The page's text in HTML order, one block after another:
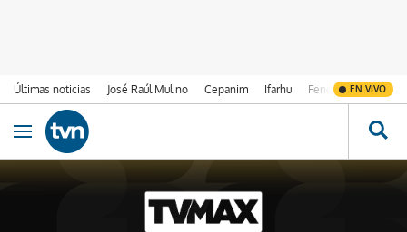
Últimas noticias José Raúl Mulino Cepanim Ifarhu Fenómeno de El
EN VIVO
Ir al contenido
Obrir navegació